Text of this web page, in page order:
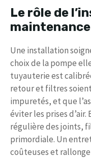
Le rôle de
Une installation
choix de la pompe
tuyauterie est
retour et filtres
impuretés, et que
éviter les prises
régulière des joints,
primordiale. Un
coûteuses et